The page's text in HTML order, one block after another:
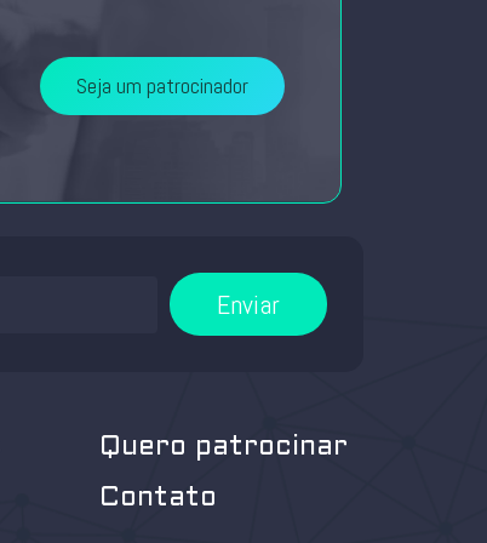
Seja um patrocinador
Enviar
Quero patrocinar
Contato